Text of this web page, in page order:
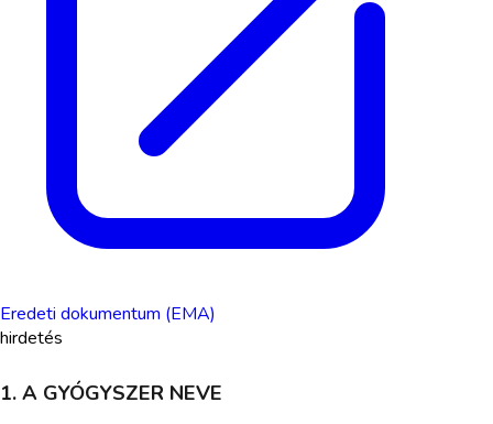
Eredeti dokumentum (EMA)
hirdetés
1. A GYÓGYSZER NEVE